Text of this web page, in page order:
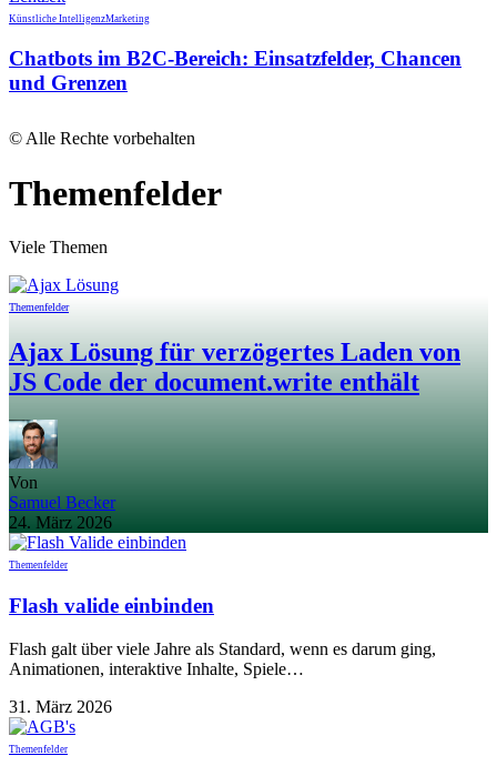
Künstliche IntelligenzMarketing
Chatbots im B2C-Bereich: Einsatzfelder, Chancen
und Grenzen
© Alle Rechte vorbehalten
Themenfelder
Viele Themen
Themenfelder
Ajax Lösung für verzögertes Laden von
JS Code der document.write enthält
Von
Samuel Becker
24. März 2026
Themenfelder
Flash valide einbinden
Flash galt über viele Jahre als Standard, wenn es darum ging,
Animationen, interaktive Inhalte, Spiele…
31. März 2026
Themenfelder